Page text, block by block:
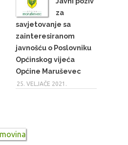
za
savjetovanje sa
zainteresiranom
javnošću o Poslovniku
Općinskog vijeća
Općine Maruševec
25. VELJAČE 2021.